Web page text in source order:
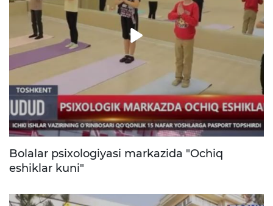
Bolalar psixologiyasi markazida "Оchiq
eshiklar kuni"